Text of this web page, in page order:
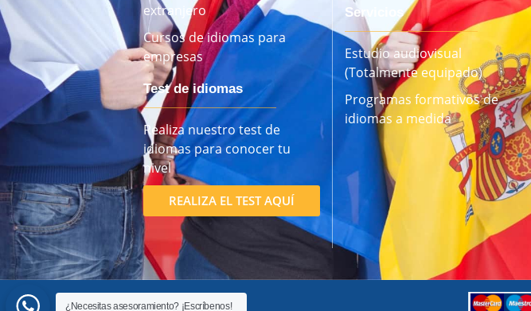
extranjero
Cursos de idiomas para
empresas
Test de idiomas
Realiza nuestro test de
idiomas para conocer tu
nivel
REALIZA EL TEST AQUÍ
Servicios
Estudio audiovisual
(Totalmente equipado)
Programas formativos de
idiomas a medida
¿Necesitas asesoramiento? ¡Escríbenos!